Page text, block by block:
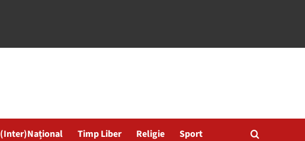
(Inter)Național Timp Liber Religie Sport